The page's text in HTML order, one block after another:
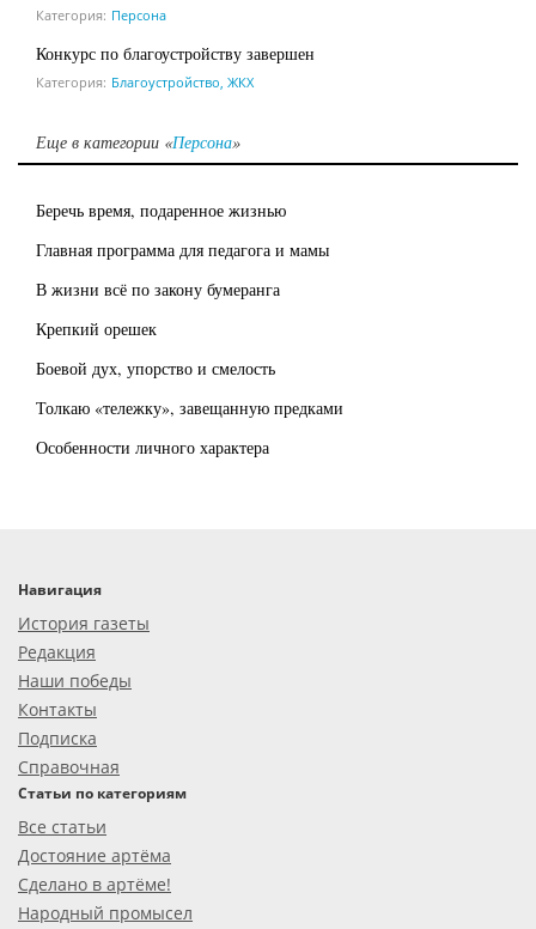
Категория: Персона
Конкурс по благоустройству завершен
Категория: Благоустройство, ЖКХ
Еще в категории «Персона»
Беречь время, подаренное жизнью
Главная программа для педагога и мамы
В жизни всё по закону бумеранга
Крепкий орешек
Боевой дух, упорство и смелость
Толкаю «тележку», завещанную предками
Особенности личного характера
Навигация
История газеты
Редакция
Наши победы
Контакты
Подписка
Справочная
Статьи по категориям
Все статьи
Достояние артёма
Сделано в артёме!
Народный промысел